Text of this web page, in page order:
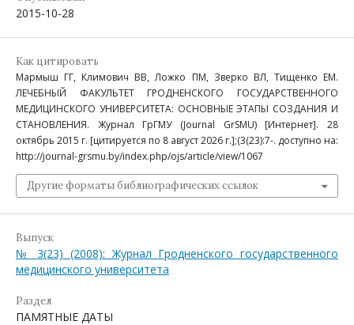
2015-10-28
Как цитировать
Мармыш ГГ, Климович ВВ, Ложко ПМ, Зверко ВЛ, Тищенко ЕМ.
ЛЕЧЕБНЫЙ ФАКУЛЬТЕТ ГРОДНЕНСКОГО ГОСУДАРСТВЕННОГО
МЕДИЦИНСКОГО УНИВЕРСИТЕТА: ОСНОВНЫЕ ЭТАПЫ СОЗДАНИЯ И
СТАНОВЛЕНИЯ. Журнал ГрГМУ (Journal GrSMU) [Интернет]. 28
октябрь 2015 г. [цитируется по 8 август 2026 г.];(3(23):7-. доступно на:
http://journal-grsmu.by/index.php/ojs/article/view/1067
Другие форматы библиографических ссылок
Выпуск
№ 3(23) (2008): Журнал Гродненского государственного
медицинского университета
Раздел
ПАМЯТНЫЕ ДАТЫ